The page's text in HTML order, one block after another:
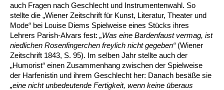
auch Fragen nach Geschlecht und Instrumentenwahl. So
stellte die „Wiener Zeitschrift für Kunst, Literatur, Theater und
Mode“ bei Louise Diems Spielweise eines Stücks ihres
Lehrers Parish-Alvars fest: „Was eine Bardenfaust vermag, ist
niedlichen Rosenfingerchen freylich nicht gegeben“(Wiener
Zeitschrift 1843, S. 95). Im selben Jahr stellte auch der
„Humorist“ einen Zusammenhang zwischen der Spielweise
der Harfenistin und ihrem Geschlecht her: Danach besäße sie
„eine nicht unbedeutende Fertigkeit, wenn keine überaus